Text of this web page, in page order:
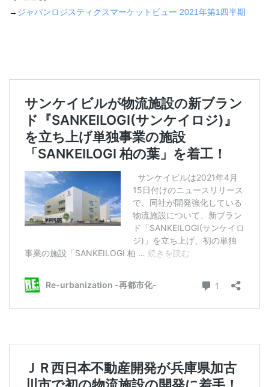
→ ジャパンロジスティクスマーケットビュー 2021年第1 四半期